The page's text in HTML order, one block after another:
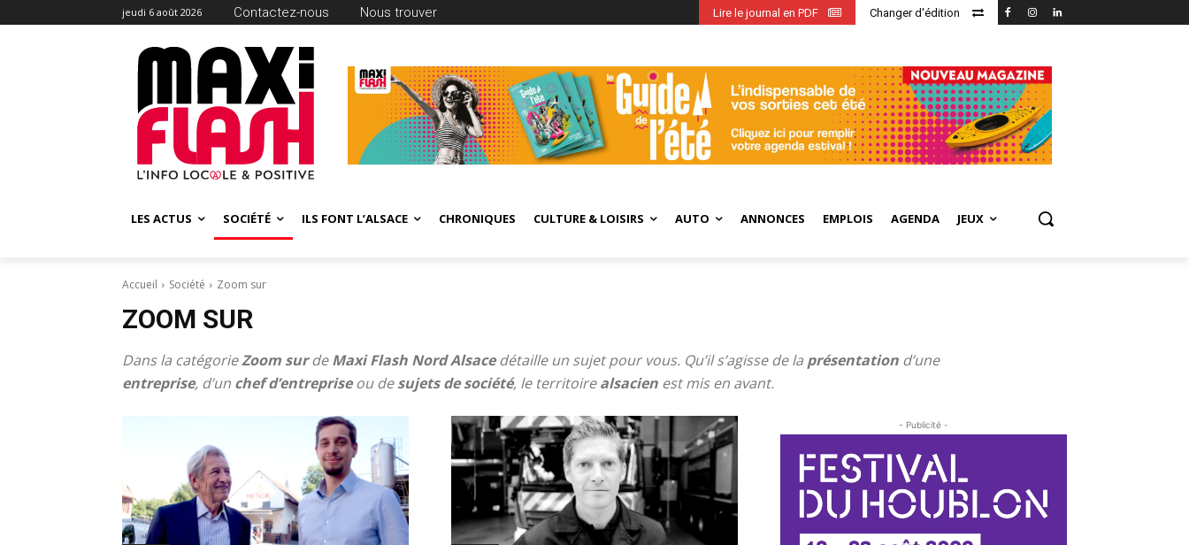
jeudi 6 août 2026 Contactez-nous Nous trouver Changer d'édition
Lire le journal en PDF
LES ACTUS SOCIÉTÉ ILS FONT L’ALSACE CHRONIQUES CULTURE & LOISIRS AUTO ANNONCES EMPLOIS AGENDA JEUX
Accueil Société Zoom sur
ZOOM SUR
Dans la catégorieZoom surdeMaxi Flash Nord Alsacedétaille un sujet pour vous. Qu’il s’agisse de la présentation d’une
entreprise, d’un chef d’entrepriseou desujets de société, le territoirealsacien est mis en avant.
- Publicité -